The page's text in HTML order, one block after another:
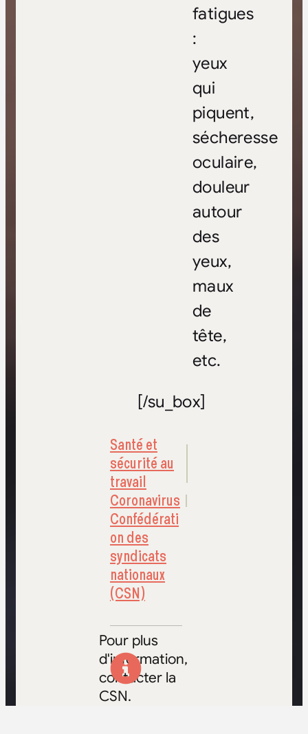
fatigues
:
yeux
qui
piquent,
sécheresse
oculaire,
douleur
autour
des
yeux,
maux
de
tête,
etc.
[/su_box]
Santé et
sécurité au
travail
Coronavirus
Confédérati
on des
syndicats
nationaux
(CSN)
Pour plus
d'information,
contacter la
CSN.